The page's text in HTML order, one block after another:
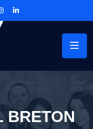
BRETON